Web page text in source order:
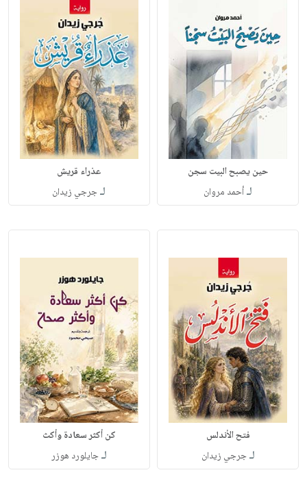
حين يصبح البيت سجن
لـأحمد مروان
عذراء قريش
لـجرجي زيدان
فتح الأندلس
لـجرجي زيدان
كن أكثر سعادة وأكث
لـجايلورد هوزر